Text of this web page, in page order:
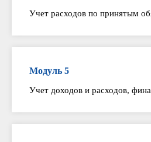
Учет расходов по принятым
Модуль 5
Учет доходов и расходов,